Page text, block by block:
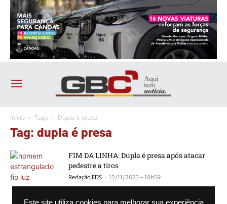
Início Tags Dupla é presa
Tag: dupla é presa
FIM DA LINHA: Dupla é presa após atacar
pedestre a tiros
Redação FDS - 12/11/2023 - 18h59